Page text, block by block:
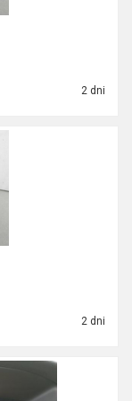
2 dni
2 dni